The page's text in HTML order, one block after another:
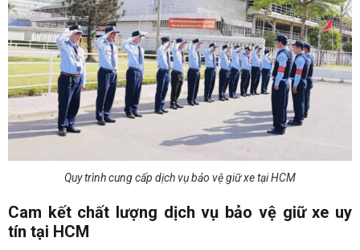
Quy trình cung cấp dịch vụ bảo vệ giữ xe tại HCM
Cam kết chất lượng dịch vụ bảo vệ giữ xe uy
tín tại HCM